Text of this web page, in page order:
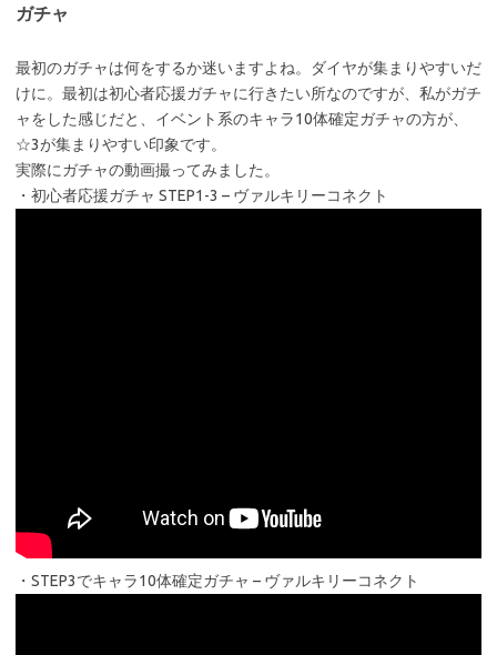
ガチャ
最初のガチャは何をするか迷いますよね。ダイヤが集まりやすいだ
けに。最初は初心者応援ガチャに行きたい所なのですが、私がガチ
ャをした感じだと、イベント系のキャラ10体確定ガチャの方が、
☆3が集まりやすい印象です。
実際にガチャの動画撮ってみました。
・初心者応援ガチャ STEP1-3 – ヴァルキリーコネクト
・STEP3でキャラ10体確定ガチャ – ヴァルキリーコネクト